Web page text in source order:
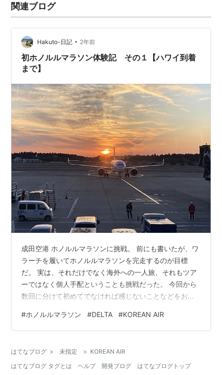
関連ブログ
Hakuto-日記 • 2年前
初ホノルルマラソン体験記 その１【ハワイ到着
まで】
成田空港 ホノルルマラソンに挑戦。 前にも書いたが、ワ
ラーチを履いてホノルルマラソンを完走するのが目標
だ。 実は、それだけでなく海外への一人旅、それもツア
ーではなく個人手配ということも挑戦だった。 今回から
数回に分けて初めてでなければ感じないことなどをお伝
戦しようと思っている方の参考になれば幸いである。 ま
た、それ以外の方も定年後の奮闘記として楽しんでもら
いよいよ出発 カードラウンジにて １０月、ホノルルマラ
ソンに申し込んだのは良いけれど、大手のツアーはもう
#ホノルルマラソン #DELTA #KOREAN AIR
はてなブログ > 未指定 > KOREAN AIR
はてなブログ タグとは
ヘルプ 開発ブログ はてなブログトップ